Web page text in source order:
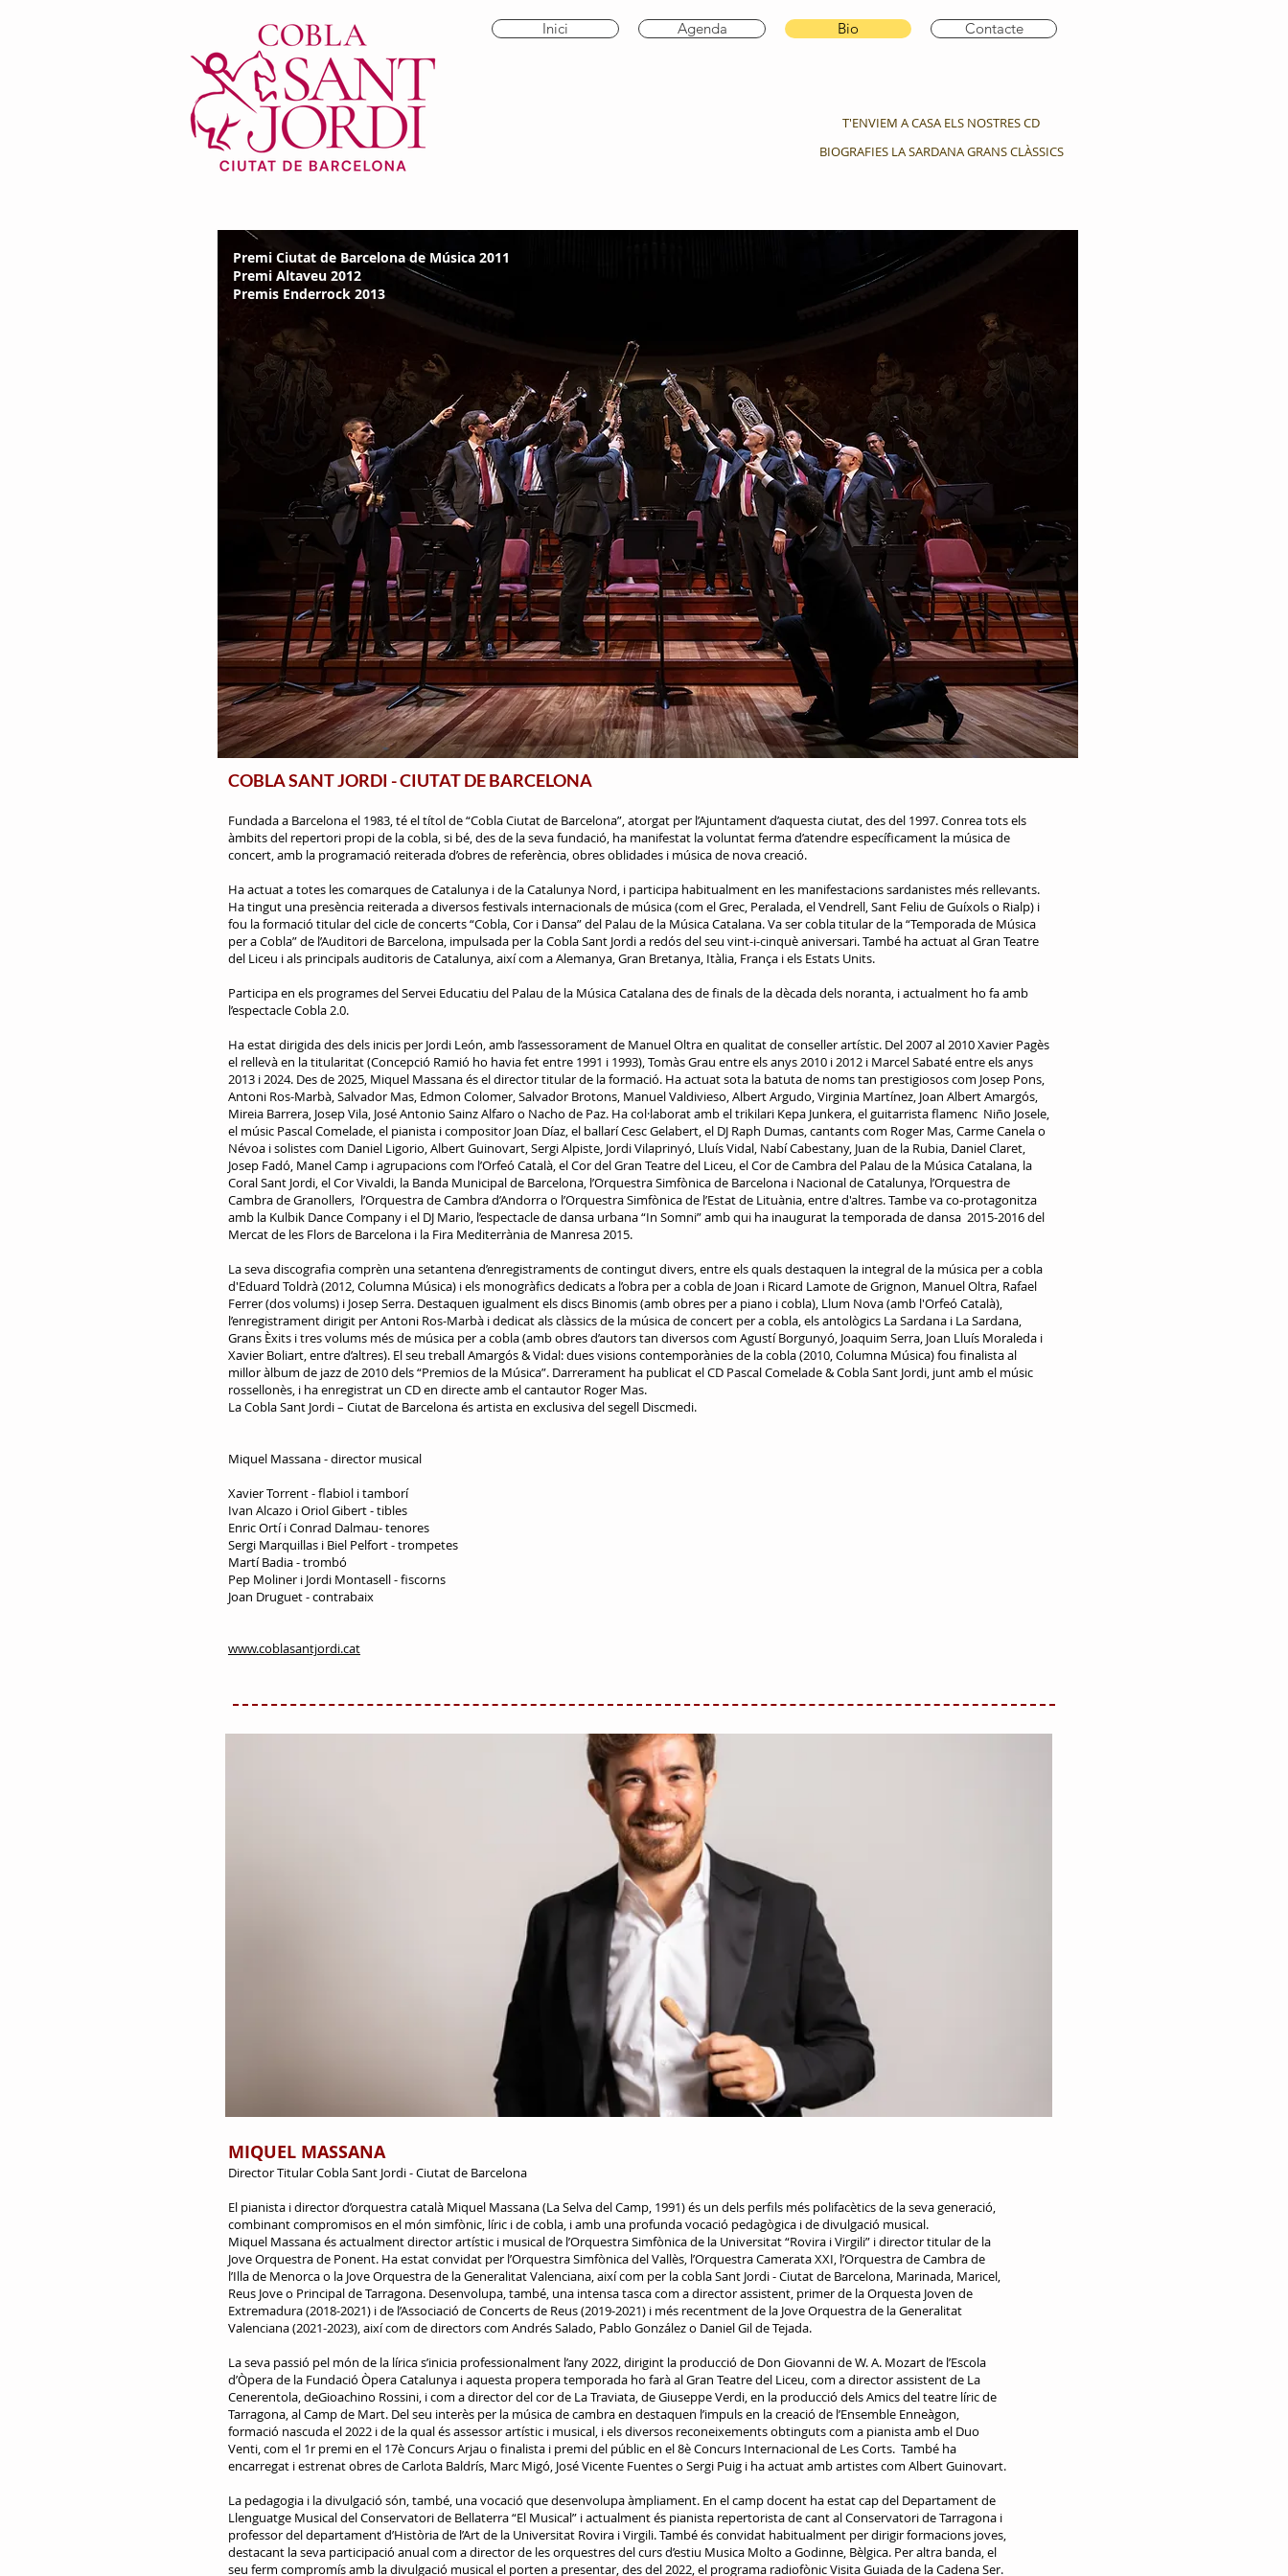
Inici Agenda Bio Contacte
BIOGRAFIES LA SARDANA GRANS CLÀSSICS
T'ENVIEM A CASA ELS NOSTRES CD
Premi Ciutat de Barcelona de Música 2011
Premi Altaveu 2012
Premis Enderrock 2013
COBLA SANT JORDI - CIUTAT DE BARCELONA​
Fundada a Barcelona el 1983, té el títol de “Cobla Ciutat de Barcelona”, atorgat per l’Ajuntament d’aquesta ciutat, des del 1997. Conrea tots els
àmbits del repertori propi de la cobla, si bé, des de la seva fundació, ha manifestat la voluntat ferma d’atendre específicament la música de
concert, amb la programació reiterada d’obres de referència, obres oblidades i música de nova creació.
Ha actuat a totes les comarques de Catalunya i de la Catalunya Nord, i participa habitualment en les manifestacions sardanistes més rellevants.
Ha tingut una presència reiterada a diversos festivals internacionals de música (com el Grec, Peralada, el Vendrell, Sant Feliu de Guíxols o Rialp) i
fou la formació titular del cicle de concerts “Cobla, Cor i Dansa” del Palau de la Música Catalana. Va ser cobla titular de la “Temporada de Música
per a Cobla” de l’Auditori de Barcelona, impulsada per la Cobla Sant Jordi a redós del seu vint-i-cinquè aniversari. També ha actuat al Gran Teatre
del Liceu i als principals auditoris de Catalunya, així com a Alemanya, Gran Bretanya, Itàlia, França i els Estats Units.
Participa en els programes del Servei Educatiu del Palau de la Música Catalana des de finals de la dècada dels noranta, i actualment ho fa amb
l’espectacle Cobla 2.0.
Ha estat dirigida des dels inicis per Jordi León, amb l’assessorament de Manuel Oltra en qualitat de conseller artístic. Del 2007 al 2010 Xavier Pagès
el rellevà en la titularitat (Concepció Ramió ho havia fet entre 1991 i 1993), Tomàs Grau entre els anys 2010 i 2012 i Marcel Sabaté entre els anys
2013 i 2024. Des de 2025, Miquel Massana és el director titular de la formació. Ha actuat sota la batuta de noms tan prestigiosos com Josep Pons,
Antoni Ros-Marbà, Salvador Mas, Edmon Colomer, Salvador Brotons, Manuel Valdivieso, Albert Argudo, Virginia Martínez, Joan Albert Amargós,
Mireia Barrera, Josep Vila, José Antonio Sainz Alfaro o Nacho de Paz. Ha col·laborat amb el trikilari Kepa Junkera, el guitarrista flamenc Niño Josele,
el músic Pascal Comelade, el pianista i compositor Joan Díaz, el ballarí Cesc Gelabert, el DJ Raph Dumas, cantants com Roger Mas, Carme Canela o
Névoa i solistes com Daniel Ligorio, Albert Guinovart, Sergi Alpiste, Jordi Vilaprinyó, Lluís Vidal, Nabí Cabestany, Juan de la Rubia, Daniel Claret,
Josep Fadó, Manel Camp i agrupacions com l’Orfeó Català, el Cor del Gran Teatre del Liceu, el Cor de Cambra del Palau de la Música Catalana, la
Coral Sant Jordi, el Cor Vivaldi, la Banda Municipal de Barcelona, l’Orquestra Simfònica de Barcelona i Nacional de Catalunya, l’Orquestra de
Cambra de Granollers, l’Orquestra de Cambra d’Andorra o l’Orquestra Simfònica de l’Estat de Lituània, entre d'altres. Tambe va co-protagonitza
amb la Kulbik Dance Company i el DJ Mario, l’espectacle de dansa urbana “In Somni” amb qui ha inaugurat la temporada de dansa 2015-2016 del
Mercat de les Flors de Barcelona i la Fira Mediterrània de Manresa 2015.
La seva discografia comprèn una setantena d’enregistraments de contingut divers, entre els quals destaquen la integral de la música per a cobla
d'Eduard Toldrà (2012, Columna Música) i els monogràfics dedicats a l’obra per a cobla de Joan i Ricard Lamote de Grignon, Manuel Oltra, Rafael
Ferrer (dos volums) i Josep Serra. Destaquen igualment els discs Binomis (amb obres per a piano i cobla), Llum Nova (amb l'Orfeó Català),
l’enregistrament dirigit per Antoni Ros-Marbà i dedicat als clàssics de la música de concert per a cobla, els antològics La Sardana i La Sardana,
Grans Èxits i tres volums més de música per a cobla (amb obres d’autors tan diversos com Agustí Borgunyó, Joaquim Serra, Joan Lluís Moraleda i
Xavier Boliart, entre d’altres). El seu treball Amargós & Vidal: dues visions contemporànies de la cobla (2010, Columna Música) fou finalista al
millor àlbum de jazz de 2010 dels “Premios de la Música”. Darrerament ha publicat el CD Pascal Comelade & Cobla Sant Jordi, junt amb el músic
rossellonès, i ha enregistrat un CD en directe amb el cantautor Roger Mas.
La Cobla Sant Jordi – Ciutat de Barcelona és artista en exclusiva del segell Discmedi.
Miquel Massana - director musical
Xavier Torrent - flabiol i tamborí
Ivan Alcazo i Oriol Gibert - tibles
Enric Ortí i Conrad Dalmau- tenores
Sergi Marquillas i Biel Pelfort - trompetes
Martí Badia - trombó
Pep Moliner i Jordi Montasell - fiscorns
Joan Druguet - contrabaix
www.coblasantjordi.cat
MIQUEL MASSANA
Director Titular Cobla Sant Jordi - Ciutat de Barcelona
El pianista i director d’orquestra català Miquel Massana (La Selva del Camp, 1991) és un dels perfils més polifacètics de la seva generació,
combinant compromisos en el món simfònic, líric i de cobla, i amb una profunda vocació pedagògica i de divulgació musical.
Miquel Massana és actualment director artístic i musical de l’Orquestra Simfònica de la Universitat “Rovira i Virgili” i director titular de la
Jove Orquestra de Ponent. Ha estat convidat per l’Orquestra Simfònica del Vallès, l’Orquestra Camerata XXI, l’Orquestra de Cambra de
l’Illa de Menorca o la Jove Orquestra de la Generalitat Valenciana, així com per la cobla Sant Jordi - Ciutat de Barcelona, Marinada, Maricel,
Reus Jove o Principal de Tarragona. Desenvolupa, també, una intensa tasca com a director assistent, primer de la Orquesta Joven de
Extremadura (2018-2021) i de l’Associació de Concerts de Reus (2019-2021) i més recentment de la Jove Orquestra de la Generalitat
Valenciana (2021-2023), així com de directors com Andrés Salado, Pablo González o Daniel Gil de Tejada.
La seva passió pel món de la lírica s’inicia professionalment l’any 2022, dirigint la producció de Don Giovanni de W. A. Mozart de l’Escola
d’Òpera de la Fundació Òpera Catalunya i aquesta propera temporada ho farà al Gran Teatre del Liceu, com a director assistent de La
Cenerentola, deGioachino Rossini, i com a director del cor de La Traviata, de Giuseppe Verdi, en la producció dels Amics del teatre líric de
Tarragona, al Camp de Mart. Del seu interès per la música de cambra en destaquen l’impuls en la creació de l’Ensemble Enneàgon,
formació nascuda el 2022 i de la qual és assessor artístic i musical, i els diversos reconeixements obtinguts com a pianista amb el Duo
Venti, com el 1r premi en el 17è Concurs Arjau o finalista i premi del públic en el 8è Concurs Internacional de Les Corts. També ha
encarregat i estrenat obres de Carlota Baldrís, Marc Migó, José Vicente Fuentes o Sergi Puig i ha actuat amb artistes com Albert Guinovart.
La pedagogia i la divulgació són, també, una vocació que desenvolupa àmpliament. En el camp docent ha estat cap del Departament de
Llenguatge Musical del Conservatori de Bellaterra “El Musical” i actualment és pianista repertorista de cant al Conservatori de Tarragona i
professor del departament d’Història de l’Art de la Universitat Rovira i Virgili. També és convidat habitualment per dirigir formacions joves,
destacant la seva participació anual com a director de les orquestres del curs d’estiu Musica Molto a Godinne, Bèlgica. Per altra banda, el
seu ferm compromís amb la divulgació musical el porten a presentar, des del 2022, el programa radiofònic Visita Guiada de la Cadena Ser.